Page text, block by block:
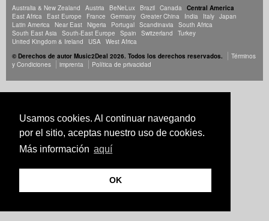
Usamos cookies. Al continuar navegando
por el sitio, aceptas nuestro uso de cookies.
Más información aquí
OK
Australia & New Zealand Austria BeNeLux Brazil Canada Central America
East Africa
East Europe France Germany Greater China India Italy Japan
Latin America Near East Nigeria Portugal Scandinavia South Africa
South East Asia South-East Europe Spain Switzerland
Turkey
United Kingdom & Ireland
USA West Africa
© Derechos de autor Music2Deal 2026. Todos los derechos reservados.
Términos
y Condiciones
imprenta Política de privacidad